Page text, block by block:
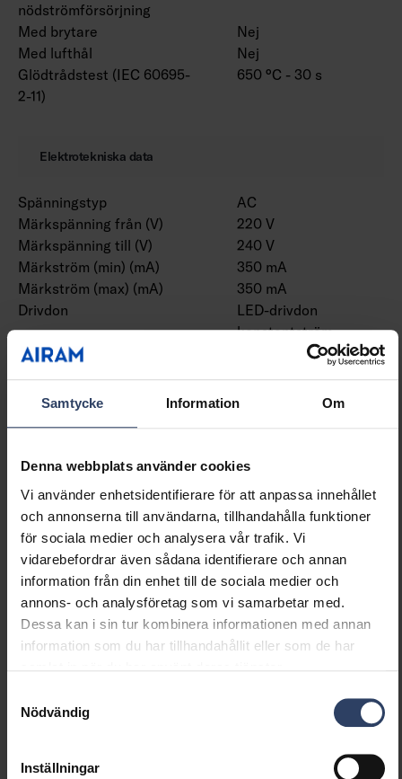
Samtycke Information Om
Denna webbplats använder cookies
Vi använder enhetsidentifierare för att anpassa innehållet
och annonserna till användarna, tillhandahålla funktioner
för sociala medier och analysera vår trafik. Vi
vidarebefordrar även sådana identifierare och annan
information från din enhet till de sociala medier och
annons- och analysföretag som vi samarbetar med.
Dessa kan i sin tur kombinera informationen med annan
information som du har tillhandahållit eller som de har
Nödvändig
Inställningar
nödströmförsörjning
Med brytare
Nej
Med lufthål
Nej
Glödtrådstest (IEC 60695-
2-11)
650 °C - 30 s
Elektrotekniska data
Spänningstyp
AC
Märkspänning från (V)
220 V
Märkspänning till (V)
240 V
Märkström (min) (mA)
350 mA
Märkström (max) (mA)
350 mA
Drivdon
LED-drivdon
konstantström
Skyddsklass (IEC 61140)
Lämplig för lampeffekt
(min) (W)
12 W
Ljusutbyte (min) (lm/W)
80 lm/W
Max. systemeffekt (W)
15 W
Ljusutbyte (lm/W)
80 lm/W
Effektfaktor
0.9
Distorsion (THD) (%)
15 %
Distorsion (THD)
15 THD
Dimning och styrning
Dimning 0-10 V
Dimning DALI